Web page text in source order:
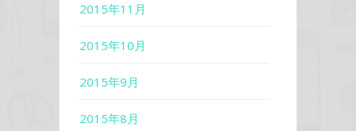
2015年11月
2015年10月
2015年9月
2015年8月